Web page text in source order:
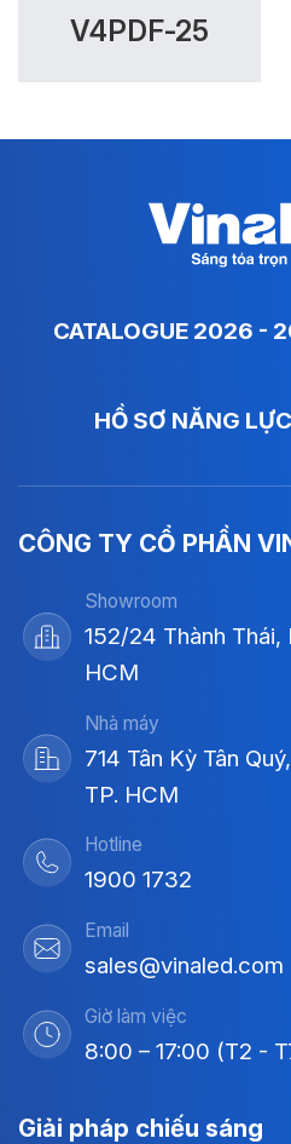
V4PDF-25
CATALOGUE 2026 -
HỒ SƠ NĂNG LỰC
CÔNG TY CỔ PHẦN
Showroom
152/24 Thành Thái,
HCM
Nhà máy
714 Tân Kỳ Tân
TP. HCM
Hotline
1900 1732
Email
sales@vinaled.com
Giờ làm việc
8:00 – 17:00 (T2 -
Giải pháp chiếu sáng